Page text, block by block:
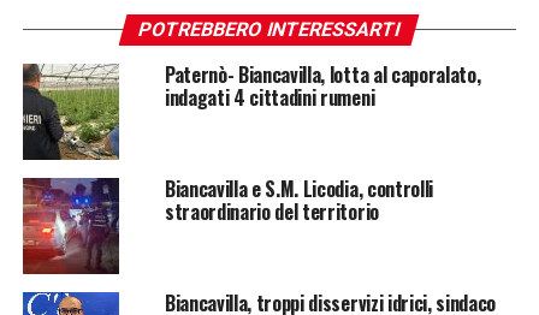
POTREBBERO INTERESSARTI
Paternò- Biancavilla, lotta al caporalato,
indagati 4 cittadini rumeni
Biancavilla e S.M. Licodia, controlli
straordinario del territorio
Biancavilla, troppi disservizi idrici, sindaco